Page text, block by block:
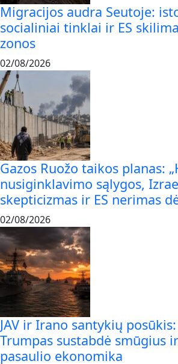
Migracijos audra Seutoje:
socialiniai tinklai ir ES
zonos
02/08/2026
Gazos Ruožo taikos planas:
nusiginklavimo sąlygos,
skepticizmas ir ES nerimas
02/08/2026
JAV ir Irano santykių
Trumpas sustabdė smūgius
pasaulio ekonomika